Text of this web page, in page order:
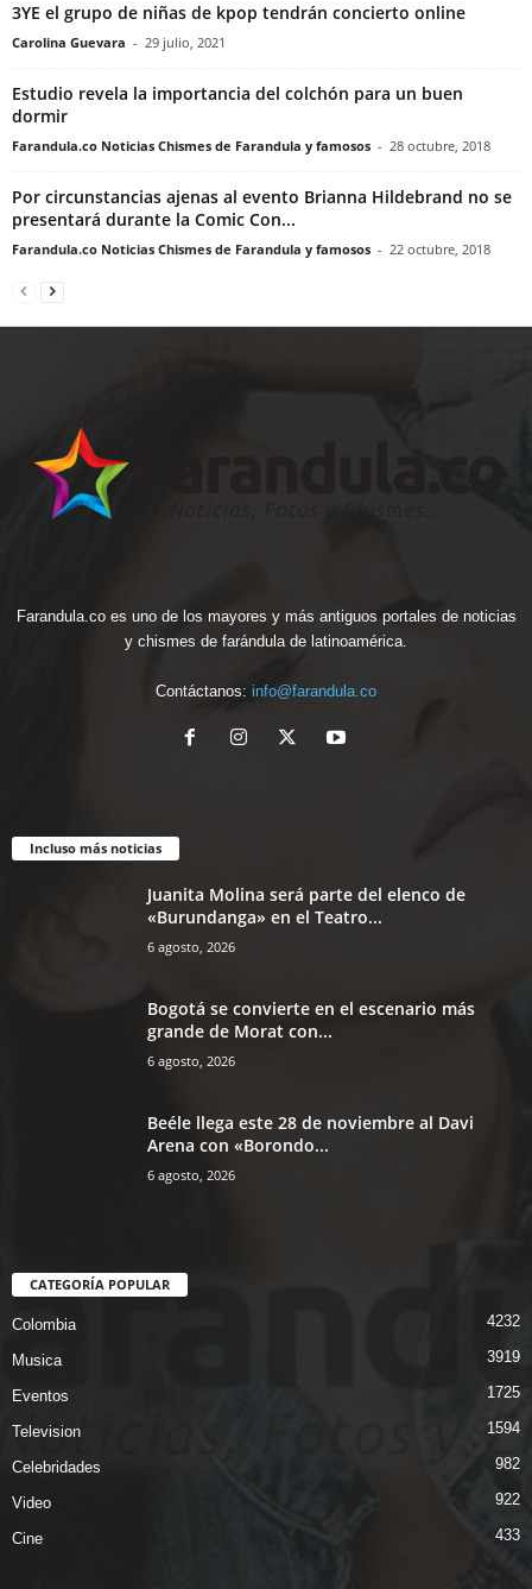
3YE el grupo de niñas de kpop tendrán concierto online
Carolina Guevara - 29 julio, 2021
Estudio revela la importancia del colchón para un buen
dormir
Farandula.co Noticias Chismes de Farandula y famosos - 28 octubre, 2018
Por circunstancias ajenas al evento Brianna Hildebrand no se
presentará durante la Comic Con...
Farandula.co Noticias Chismes de Farandula y famosos - 22 octubre, 2018
Farandula.co es uno de los mayores y más antiguos portales de noticias
y chismes de farándula de latinoamérica.
Contáctanos: info@farandula.co
Incluso más noticias
Juanita Molina será parte del elenco de
«Burundanga» en el Teatro...
6 agosto, 2026
Bogotá se convierte en el escenario más
grande de Morat con...
6 agosto, 2026
Beéle llega este 28 de noviembre al Davi
Arena con «Borondo...
6 agosto, 2026
CATEGORÍA POPULAR
Colombia 4232
Musica 3919
Eventos 1725
Television 1594
Celebridades 982
Video 922
Cine 433